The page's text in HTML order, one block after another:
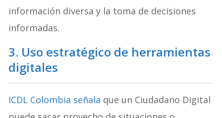
información diversa y la toma de decisiones
informadas.
3. Uso estratégico de herramientas
digitales
ICDL Colombia señala que un Ciudadano Digital